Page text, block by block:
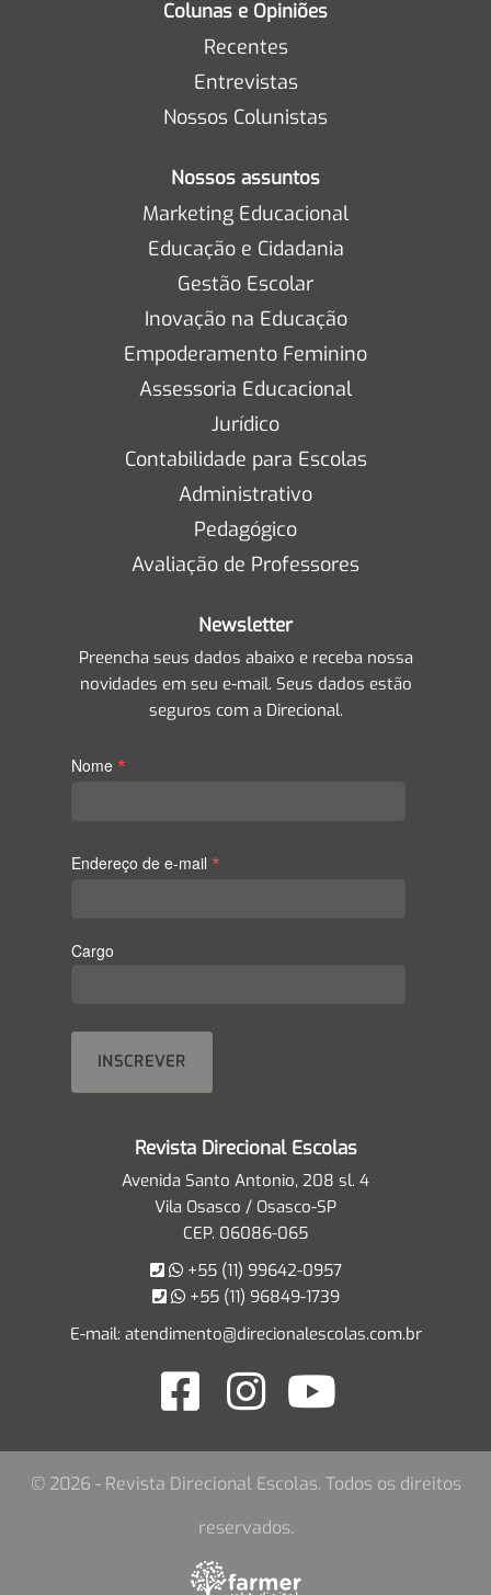
Colunas e Opiniões
Recentes
Entrevistas
Nossos Colunistas
Nossos assuntos
Marketing Educacional
Educação e Cidadania
Gestão Escolar
Inovação na Educação
Empoderamento Feminino
Assessoria Educacional
Jurídico
Contabilidade para Escolas
Administrativo
Pedagógico
Avaliação de Professores
Newsletter
Preencha seus dados abaixo e receba nossa
novidades em seu e-mail. Seus dados estão
seguros com a Direcional.
Nome *
Endereço de e-mail *
Cargo
Revista Direcional Escolas
Avenida Santo Antonio, 208 sl. 4
Vila Osasco / Osasco-SP
CEP. 06086-065
+55 (11) 99642-0957
+55 (11) 96849-1739
E-mail: atendimento@direcionalescolas.com.br
© 2026 - Revista Direcional Escolas. Todos os direitos
reservados.